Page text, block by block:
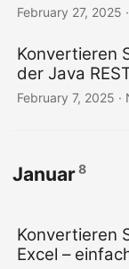
February 27, 2025
Konvertieren
der Java
February 7, 2025 ·
Januar8
Konvertieren
Excel –